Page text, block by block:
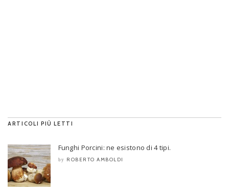
ARTICOLI PIÙ LETTI
Funghi Porcini: ne esistono di 4 tipi.
by ROBERTO AMBOLDI